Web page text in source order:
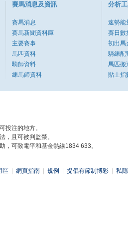
賽馬消息及資訊
賽馬消息
賽馬新聞資料庫
主要賽事
馬匹資料
騎師資料
練馬師資料
分析
速勢能
賽日數
初出馬
騎練配
馬匹搬
貼士指
投注的地方。
，且可被判監禁。
，可致電平和基金熱線1834 633。
區 網頁指南 規例 提倡有節制博彩 私